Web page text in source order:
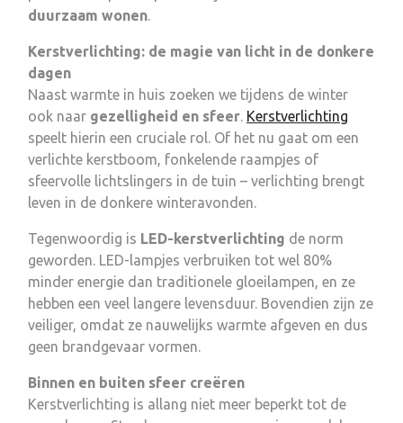
duurzaam wonen.
Kerstverlichting: de magie van licht in de donkere
dagen
Naast warmte in huis zoeken we tijdens de winter
ook naar gezelligheid en sfeer. Kerstverlichting
speelt hierin een cruciale rol. Of het nu gaat om een
verlichte kerstboom, fonkelende raampjes of
sfeervolle lichtslingers in de tuin – verlichting brengt
leven in de donkere winteravonden.
Tegenwoordig is LED-kerstverlichting de norm
geworden. LED-lampjes verbruiken tot wel 80%
minder energie dan traditionele gloeilampen, en ze
hebben een veel langere levensduur. Bovendien zijn ze
veiliger, omdat ze nauwelijks warmte afgeven en dus
geen brandgevaar vormen.
Binnen en buiten sfeer creëren
Kerstverlichting is allang niet meer beperkt tot de